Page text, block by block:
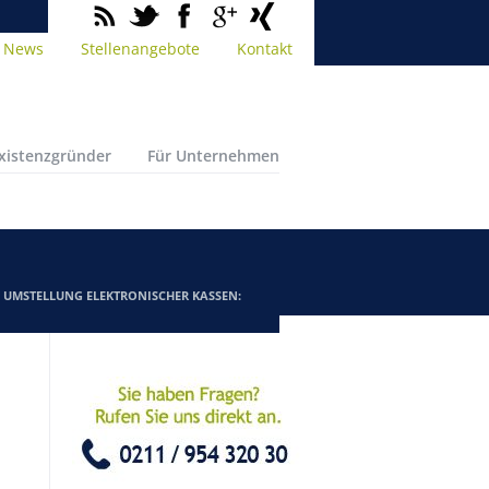
News Stellenangebote Kontakt
Für Unternehmen
UMSTELLUNG ELEKTRONISCHER KASSEN: